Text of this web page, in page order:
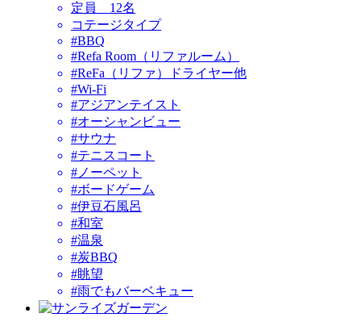
定員 12名
コテージタイプ
#BBQ
#Refa Room（リファルーム）
#ReFa（リファ）ドライヤー他
#Wi-Fi
#アジアンテイスト
#オーシャンビュー
#サウナ
#テニスコート
#ノーペット
#ボードゲーム
#伊豆石風呂
#和室
#温泉
#炭BBQ
#眺望
#雨でもバーベキュー